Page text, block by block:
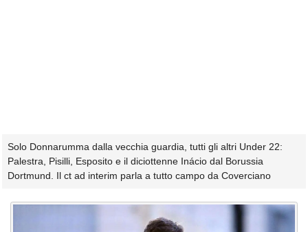
Solo Donnarumma dalla vecchia guardia, tutti gli altri Under 22:
Palestra, Pisilli, Esposito e il diciottenne Inácio dal Borussia
Dortmund. Il ct ad interim parla a tutto campo da Coverciano